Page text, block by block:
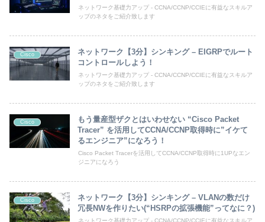
ネットワーク基礎力アップ - CCNA/CCNP/CCIEに有益なスキルア
ップのネタをご紹介致します
Cisco
ネットワーク【3分】シンキング – EIGRPでルート
コントロールしよう！
ネットワーク基礎力アップ - CCNA/CCNP/CCIEに有益なスキルア
ップのネタをご紹介致します
Cisco
もう量産型ザクとはいわせない “Cisco Packet
Tracer” を活用してCCNA/CCNP取得時に”イケて
るエンジニア”になろう！
Cisco Packet Tracerを活用してCCNA/CCNP取得時に1UPなエン
ジニアになろう
Cisco
ネットワーク【3分】シンキング – VLANの数だけ
冗長NWを作りたい(“HSRPの拡張機能”ってなに？)
ネットワーク基礎力アップ - CCNA/CCNP/CCIEに有益なスキルア